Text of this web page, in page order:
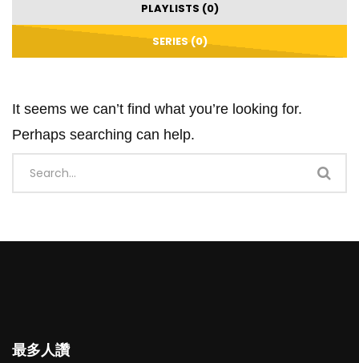
PLAYLISTS (0)
SERIES (0)
It seems we can’t find what you’re looking for.
Perhaps searching can help.
最多人讚